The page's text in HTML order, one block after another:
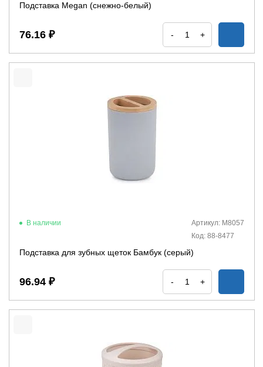
Подставка Megan (снежно-белый)
76.16 ₽ - +
В наличии
Артикул: М8057
Код: 88-8477
Подставка для зубных щеток Бамбук (серый)
96.94 ₽ - +